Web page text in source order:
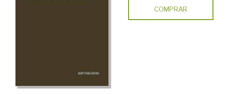
COMPRAR